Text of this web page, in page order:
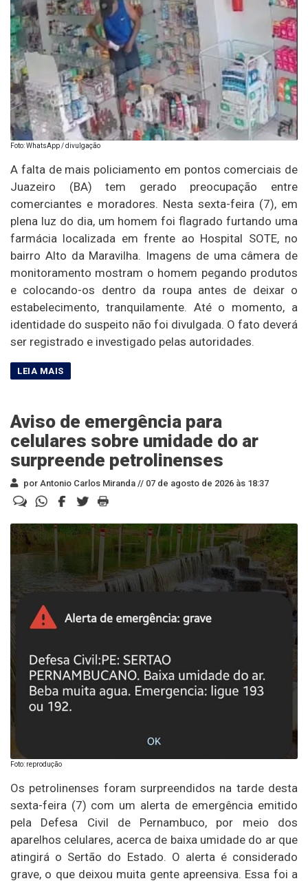
Foto: WhatsApp / divulgação
A falta de mais policiamento em pontos comerciais de
Juazeiro (BA) tem gerado preocupação entre
comerciantes e moradores. Nesta sexta-feira (7), em
plena luz do dia, um homem foi flagrado furtando uma
farmácia localizada em frente ao Hospital SOTE, no
bairro Alto da Maravilha. Imagens de uma câmera de
monitoramento mostram o homem pegando produtos
e colocando-os dentro da roupa antes de deixar o
estabelecimento, tranquilamente. Até o momento, a
identidade do suspeito não foi divulgada. O fato deverá
ser registrado e investigado pelas autoridades.
Aviso de emergência para
celulares sobre umidade do ar
surpreende petrolinenses
por Antonio Carlos Miranda // 07 de agosto de 2026 às 18:37
Foto: reprodução
Os petrolinenses foram surpreendidos na tarde desta
sexta-feira (7) com um alerta de emergência emitido
pela Defesa Civil de Pernambuco, por meio dos
aparelhos celulares, acerca de baixa umidade do ar que
atingirá o Sertão do Estado. O alerta é considerado
grave, o que deixou muita gente apreensiva. Essa foi a